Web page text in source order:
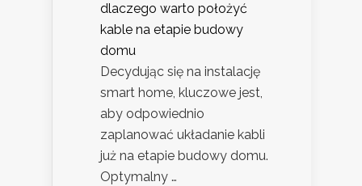
dlaczego warto położyć
kable na etapie budowy
domu
Decydując się na instalację
smart home, kluczowe jest,
aby odpowiednio
zaplanować układanie kabli
już na etapie budowy domu.
Optymalny …